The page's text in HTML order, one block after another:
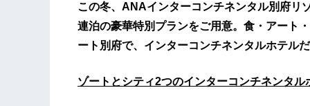
この冬、ANAインターコンチネンタル別府リ
連泊の豪華特別プランをご用意。食・アート
ート別府で、インターコンチネンタルホテル
ゾートとシティ2つのインターコンチネンタ